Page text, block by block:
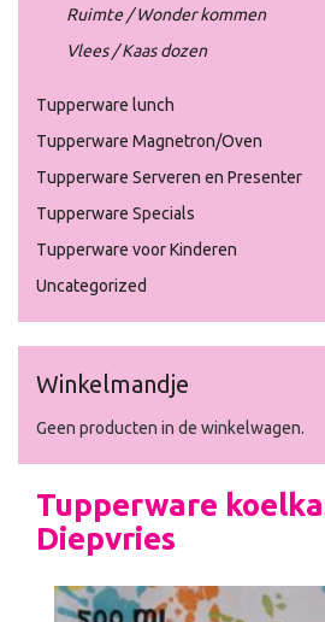
Ruimte / Wonder kommen
Vlees / Kaas dozen
Tupperware lunch
Tupperware Magnetron/Oven
Tupperware Serveren en Presenter
Tupperware Specials
Tupperware voor Kinderen
Uncategorized
Winkelmandje
Geen producten in de winkelwagen.
Tupperware
Diepvries